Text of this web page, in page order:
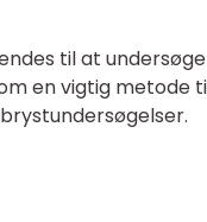
til at
en vigtig metode